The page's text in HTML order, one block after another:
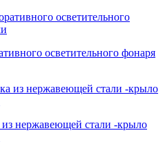
осветительного фонаря
из нержавеющей стали -крыло